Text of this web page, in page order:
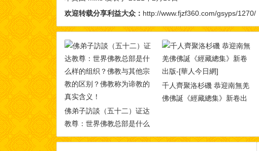
欢迎转载分享利益大众： http://www.fjzf360.com/gsyps/1270/
佛弟子訪談（五十二）证达
教尊：世界佛教总部是什么
样的组织？佛教与其他宗教
千人齊聚洛杉磯 恭迎南無羌
佛佛誕《經藏總集》新卷出